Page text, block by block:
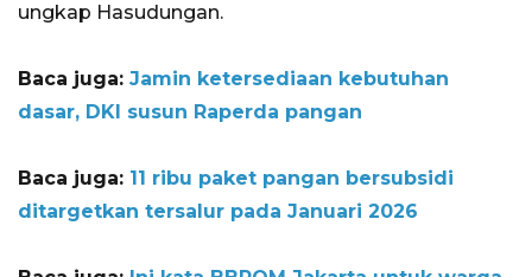
ungkap Hasudungan.
Baca juga: Jamin ketersediaan kebutuhan
dasar, DKI susun Raperda pangan
Baca juga: 11 ribu paket pangan bersubsidi
ditargetkan tersalur pada Januari 2026